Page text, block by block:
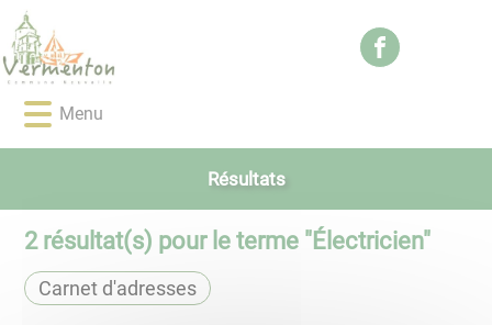
Lien
d'accès
rapide
au
menu
Lien
d'accès
rapide
au
contenu
Lien
d'accès
rapide
à
Lien
d'accès
rapide
au
pied
Menu
Résultats
2résultat(s) pour le terme "Électricien"
Carnet d'adresses
Panneau de gestion des cookies